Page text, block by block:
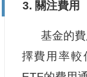
3. 關注費用
基金的
擇費用率較